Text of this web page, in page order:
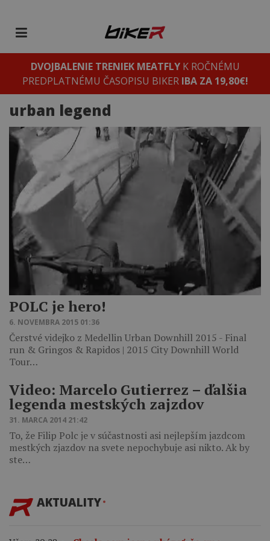
DVOJBALENIE TRENIEK MEATFLYK ROČNÉMU
PREDPLATNÉMU ČASOPISU BIKER IBA ZA 19,80€!
urban legend
POLC je hero!
6. NOVEMBRA 2015 01:36
Čerstvé videjko z Medellin Urban Downhill 2015 - Final
run & Gringos & Rapidos | 2015 City Downhill World
Tour…
Video: Marcelo Gutierrez – ďalšia
legenda mestských zajzdov
31. MARCA 2014 21:42
To, že Filip Polc je v súčastnosti asi nejlepším jazdcom
mestkých zjazdov na svete nepochybuje asi nikto. Ak by
ste…
AKTUALITY